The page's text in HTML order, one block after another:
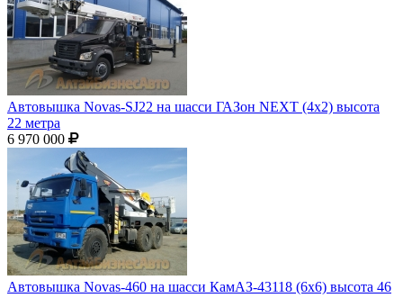
Автовышка Novas-SJ22 на шасси ГАЗон NEXT (4х2) высота
22 метра
6 970 000
Автовышка Novas-460 на шасси КамАЗ-43118 (6х6) высота 46